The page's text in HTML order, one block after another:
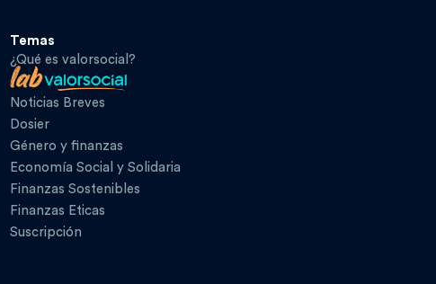
Temas
¿Qué es valorsocial?
Noticias Breves
Dosier
Género y finanzas
Economía Social y Solidaria
Finanzas Sostenibles
Finanzas Eticas
Suscripción